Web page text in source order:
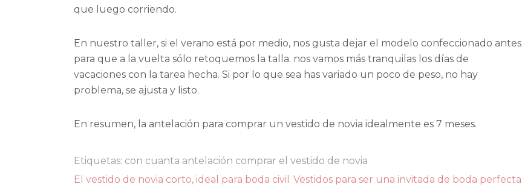
que luego corriendo.
En nuestro taller, si el verano está por medio, nos gusta dejar el modelo confeccionado antes
para que a la vuelta sólo retoquemos la talla. nos vamos más tranquilas los días de
vacaciones con la tarea hecha. Si por lo que sea has variado un poco de peso, no hay
problema, se ajusta y listo.
En resumen, la antelación para comprar un vestido de novia idealmente es 7 meses.
Etiquetas: con cuanta antelación comprar el vestido de novia
Navegación
El vestido de novia corto, ideal para boda civil Vestidos para ser una invitada de boda perfecta